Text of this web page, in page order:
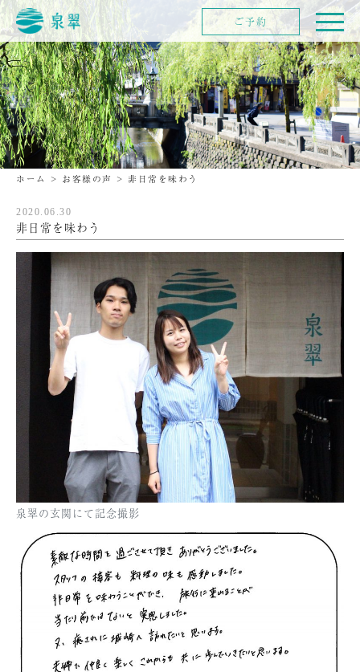
ホーム > お客様の声 > 非日常を味わう
2020.06.30
非日常を味わう
泉翠の玄関にて記念撮影
ご予約